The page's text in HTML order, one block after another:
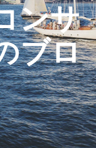
ンサ
ブロ